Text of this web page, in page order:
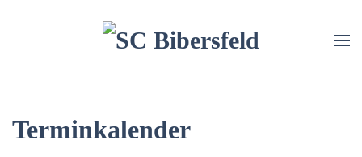
Terminkalender